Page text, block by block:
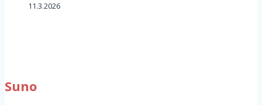
11.3.2026
Suno